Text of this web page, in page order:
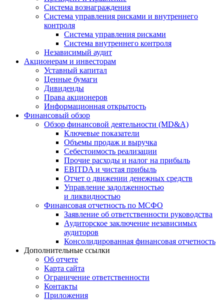
Система вознаграждения
Система управления рисками и внутреннего
контроля
Система управления рисками
Система внутреннего контроля
Независимый аудит
Акционерам и инвесторам
Уставный капитал
Ценные бумаги
Дивиденды
Права акционеров
Информационная открытость
Финансовый обзор
Обзор финансовой деятельности (MD&A)
Ключевые показатели
Объемы продаж и выручка
Себестоимость реализации
Прочие расходы и налог на прибыль
EBITDA и чистая прибыль
Отчет о движении денежных средств
Управление задолженностью
и ликвидностью
Финансовая отчетность по МСФО
Заявление об ответственности руководства
Аудиторское заключение независимых
аудиторов
Консолидированная финансовая отчетность
Дополнительные ссылки
Об отчете
Карта сайта
Ограничение ответственности
Контакты
Приложения